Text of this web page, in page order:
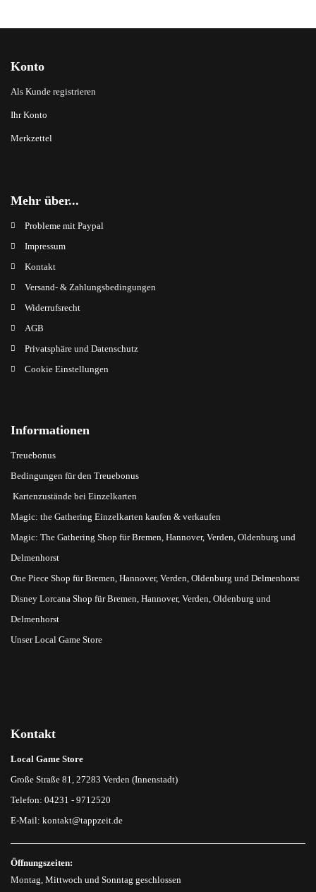
Konto
Als Kunde registrieren
Ihr Konto
Merkzettel
Mehr über...
Probleme mit Paypal
Impressum
Kontakt
Versand- & Zahlungsbedingungen
Widerrufsrecht
AGB
Privatsphäre und Datenschutz
Cookie Einstellungen
Informationen
Treuebonus
Bedingungen für den Treuebonus
Kartenzustände bei Einzelkarten
Magic: the Gathering Einzelkarten kaufen & verkaufen
Magic: The Gathering Shop für Bremen, Hannover, Verden, Oldenburg und
Delmenhorst
One Piece Shop für Bremen, Hannover, Verden, Oldenburg und Delmenhorst
Disney Lorcana Shop für Bremen, Hannover, Verden, Oldenburg und
Delmenhorst
Unser Local Game Store
Kontakt
Local Game Store
Große Straße 81, 27283 Verden (Innenstadt)
Telefon: 04231 - 9712520
E-Mail: kontakt@tappzeit.de
Öffnungszeiten:
Montag, Mittwoch und Sonntag geschlossen